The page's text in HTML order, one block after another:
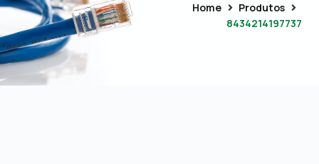
Home
Produtos
8434214197737